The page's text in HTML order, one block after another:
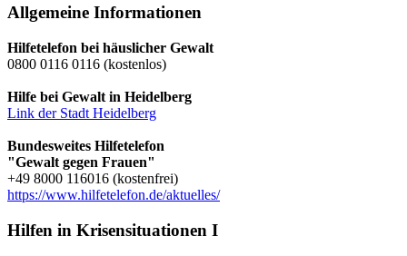
Allgemeine Informationen
Hilfetelefon bei häuslicher Gewalt
0800 0116 0116 (kostenlos)
Hilfe bei Gewalt in Heidelberg
Link der Stadt Heidelberg
Bundesweites Hilfetelefon
"Gewalt gegen Frauen"
+49 8000 116016 (kostenfrei)
https://www.hilfetelefon.de/aktuelles/
Hilfen in Krisensituationen I